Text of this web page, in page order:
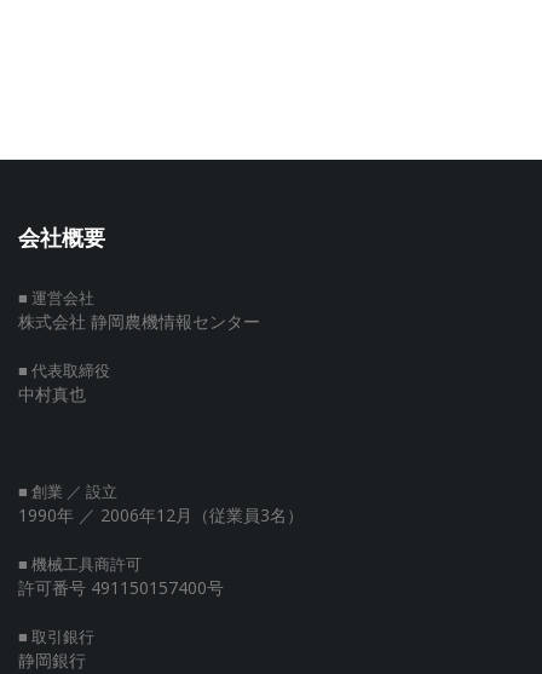
会社概要
■ 運営会社
株式会社 静岡農機情報センター
■ 代表取締役
中村真也
■ 創業 ／ 設立
1990年 ／ 2006年12月（従業員3名）
■ 機械工具商許可
許可番号 491150157400号
■ 取引銀行
静岡銀行